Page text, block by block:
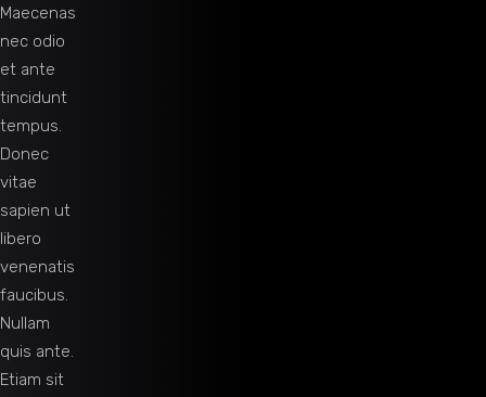
Maecenas
nec odio
et ante
tincidunt
tempus.
Donec
vitae
sapien ut
libero
venenatis
faucibus.
Nullam
quis ante.
Etiam sit